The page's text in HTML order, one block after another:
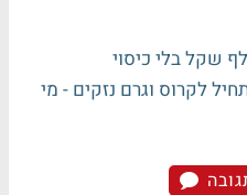
בן 120 שנים התחיל לקרוס וגרם נזקים - מי